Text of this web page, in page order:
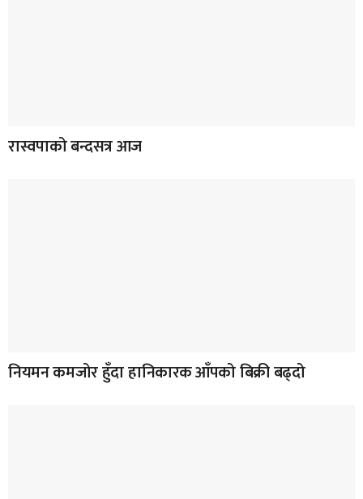
रास्वपाको बन्दसत्र आज
नियमन कमजोर हुँदा हानिकारक आँपको बिक्री बढ्दो